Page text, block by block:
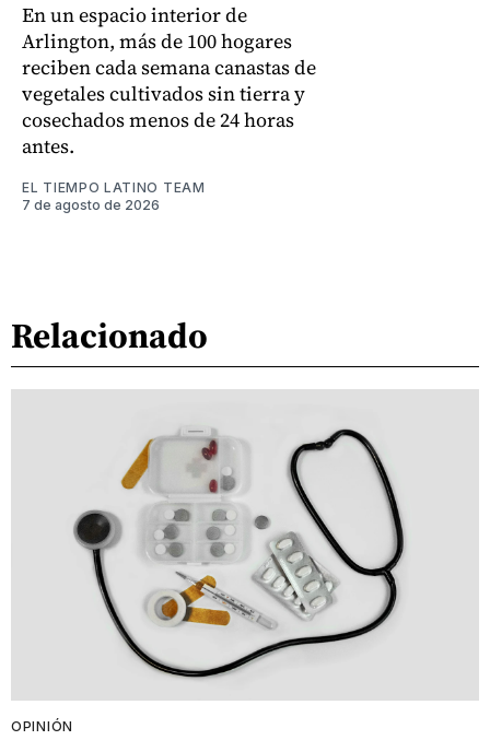
En un espacio interior de
Arlington, más de 100 hogares
reciben cada semana canastas de
vegetales cultivados sin tierra y
cosechados menos de 24 horas
antes.
EL TIEMPO LATINO TEAM
7 de agosto de 2026
Relacionado
OPINIÓN